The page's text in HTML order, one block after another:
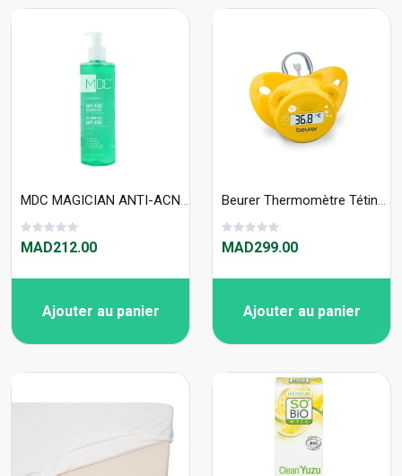
MDC MAGICIAN ANTI-ACNE CLENSER GEL 500ml
MAD212.00
Ajouter au panier
Beurer Thermomètre Tétine By 20
MAD299.00
Ajouter au panier